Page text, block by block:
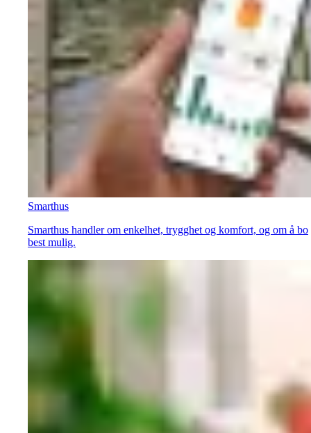
Smarthus
Smarthus handler om enkelhet, trygghet og komfort, og om å bo
best mulig.